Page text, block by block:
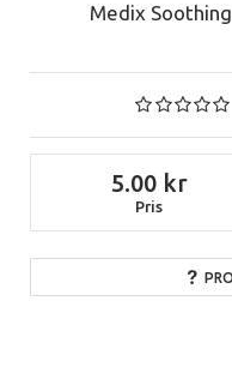
Medix
Pris
5.00